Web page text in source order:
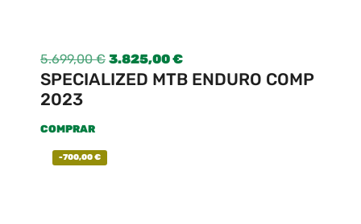
5.699,00€ 3.825,00€
SPECIALIZED MTB ENDURO COMP
2023
COMPRAR
-700,00€